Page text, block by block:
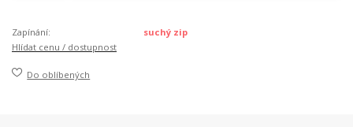
Zapínání:
suchý zip
Hlídat cenu / dostupnost
Do oblíbených